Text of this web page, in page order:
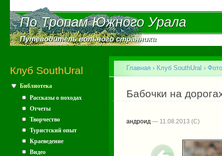
По Тропам Южного Урала
По Тропам Южного Урала
Путеводитель вольного странника
Путеводитель вольного странника
Клуб SouthUral
Библиотека
Рассказы о походах
Отчеты
Творчество
Туристский опыт
Краеведение
Видео
Вы здесь
Главная › Клуб SouthUral ›
Бабочки на
андроид — 11.08.2013